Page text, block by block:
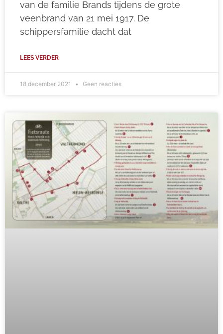
van de familie Brands tijdens de grote
veenbrand van 21 mei 1917. De
schippersfamilie dacht dat
LEES VERDER
18 december 2021 Geen reacties